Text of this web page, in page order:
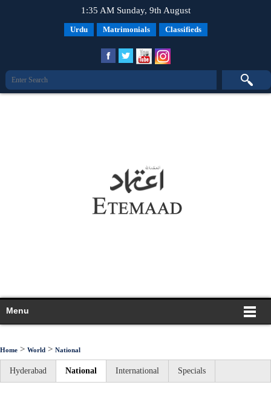
1:35 AM Sunday, 9th August
Urdu Matrimonials Classifieds
Menu
Home > World > National
Hyderabad National International Specials